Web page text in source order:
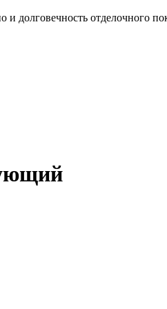
и долговечность отделочного